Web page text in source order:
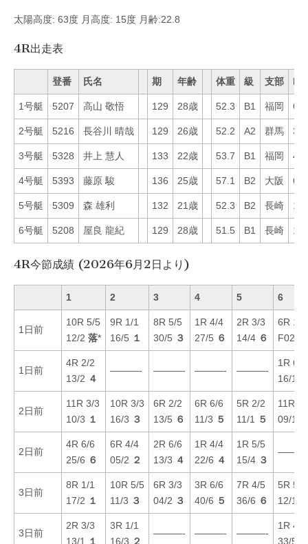
太陽高度: 63度 月高度: 15度 月齢:22.8
4R出走表
登番 氏名 期 年齢 体重 級 支部 Mo
1号艇 5207 高山 敬悟 129 28歳 52.3 B1 福岡 63
2号艇 5216 長谷川 晴哉 129 26歳 52.2 A2 群馬 36
3号艇 5328 井上 慧人 133 22歳 53.7 B1 福岡 41
4号艇 5393 藤原 駿 136 25歳 57.1 B2 大阪 64
5号艇 5309 森 雄利 132 21歳 52.3 B2 長崎 16
6号艇 5208 屋良 龍紀 129 28歳 51.5 B1 長崎 14
4R今節成績 (2026年6月2日より)
1 2 3 4 5 6
1日前
10R 5/5
12/2 落*
9R 1/1
16/5 １
8R 5/5
30/5 ３
1R 4/4
27/5 ６
2R 3/3
14/4 ６
6R 1/1
F02/1
1日前
4R 2/2
13/2 ４
———- ———- ———- ———-
1R 6/6
16/1
2日前
11R 3/3
10/3 １
10R 3/3
16/3 ３
6R 2/2
13/5 ６
6R 6/6
11/3 ５
5R 2/2
11/1
５
11R 2/
09/1
2日前
4R 6/6
25/6 ６
6R 4/4
05/2 ２
2R 6/6
13/3 ４
1R 4/4
22/6 ４
1R 5/5
15/4 ３
3日前
8R 1/1
17/2 １
10R 5/5
11/3 ３
6R 3/3
04/2 ３
3R 6/6
40/6 ５
7R 4/5
36/6 ６
5R 5/5
12/1
3日前
2R 3/3
13/1
１
3R 1/1
16/3 ２
———- ———- ———-
1R 4/4
33/5